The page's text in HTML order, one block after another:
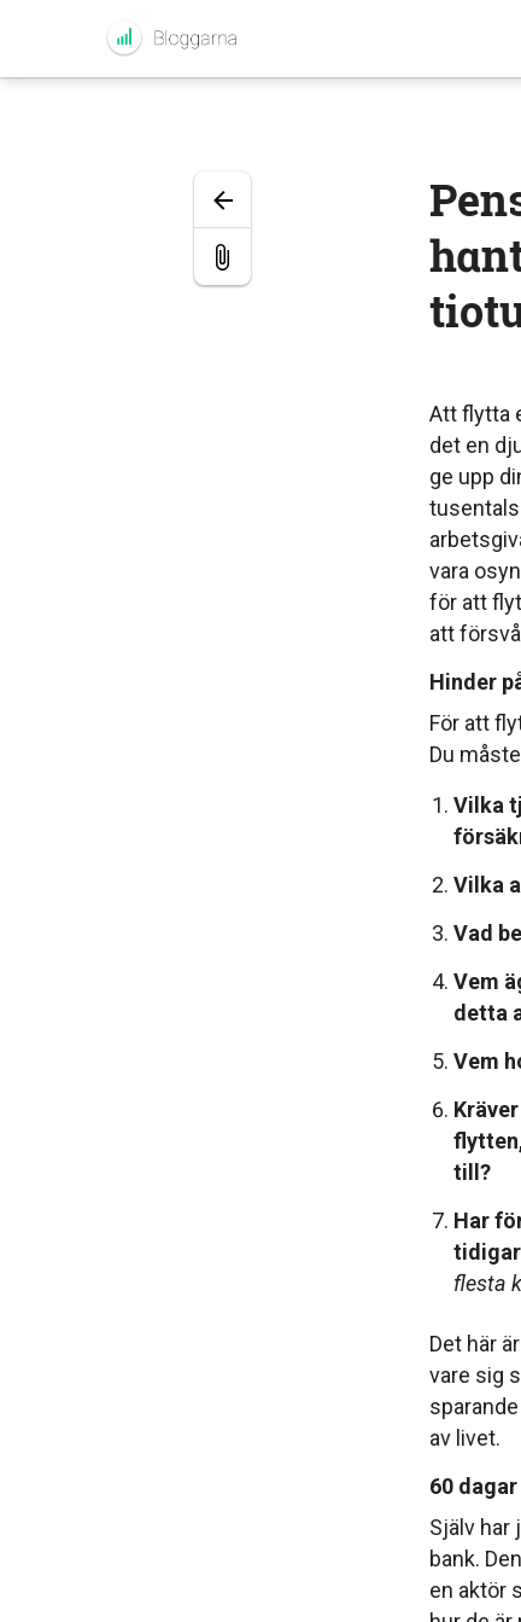
Att flytta
det en
ge upp
vara
för att
att
Hinder
För att
Du
Vilka
Vilka
Vad
Vem
detta
Vem
till?
Har
flesta
Det här
vare sig
av livet.
60
Själv har
bank.
en aktör